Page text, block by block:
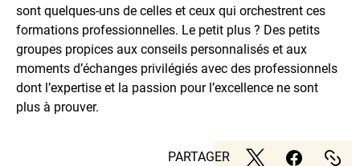
sont quelques-uns de celles et ceux qui orchestrent ces
formations professionnelles. Le petit plus ? Des petits
groupes propices aux conseils personnalisés et aux
moments d’échanges privilégiés avec des professionnels
dont l’expertise et la passion pour l’excellence ne sont
plus à prouver.
PARTAGER